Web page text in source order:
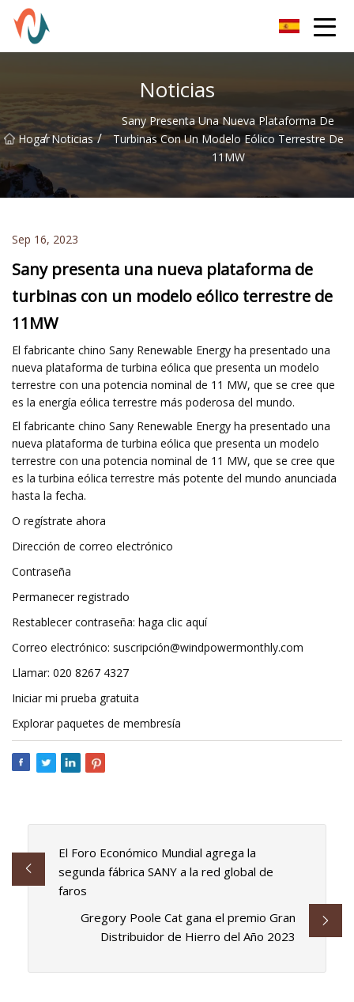
Noticias
Hogar
/ Noticias /
Sany Presenta Una Nueva Plataforma De
Turbinas Con Un Modelo Eólico Terrestre De
11MW
Sep 16, 2023
Sany presenta una nueva plataforma de
turbinas con un modelo eólico terrestre de
11MW
El fabricante chino Sany Renewable Energy ha presentado una
nueva plataforma de turbina eólica que presenta un modelo
terrestre con una potencia nominal de 11 MW, que se cree que
es la energía eólica terrestre más poderosa del mundo.
El fabricante chino Sany Renewable Energy ha presentado una
nueva plataforma de turbina eólica que presenta un modelo
terrestre con una potencia nominal de 11 MW, que se cree que
es la turbina eólica terrestre más potente del mundo anunciada
hasta la fecha.
O regístrate ahora
Dirección de correo electrónico
Contraseña
Permanecer registrado
Restablecer contraseña: haga clic aquí
Correo electrónico: suscripción@windpowermonthly.com
Llamar: 020 8267 4327
Iniciar mi prueba gratuita
Explorar paquetes de membresía
El Foro Económico Mundial agrega la
segunda fábrica SANY a la red global de
faros
Gregory Poole Cat gana el premio Gran
Distribuidor de Hierro del Año 2023